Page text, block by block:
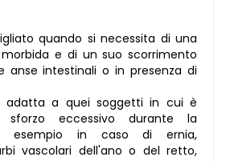
quando si necessita di una
e di un suo scorrimento
anse intestinali o in presenza di
adatta a quei soggetti in cui è
sforzo eccessivo durante la
esempio in caso di ernia,
vascolari dell'ano o del retto,